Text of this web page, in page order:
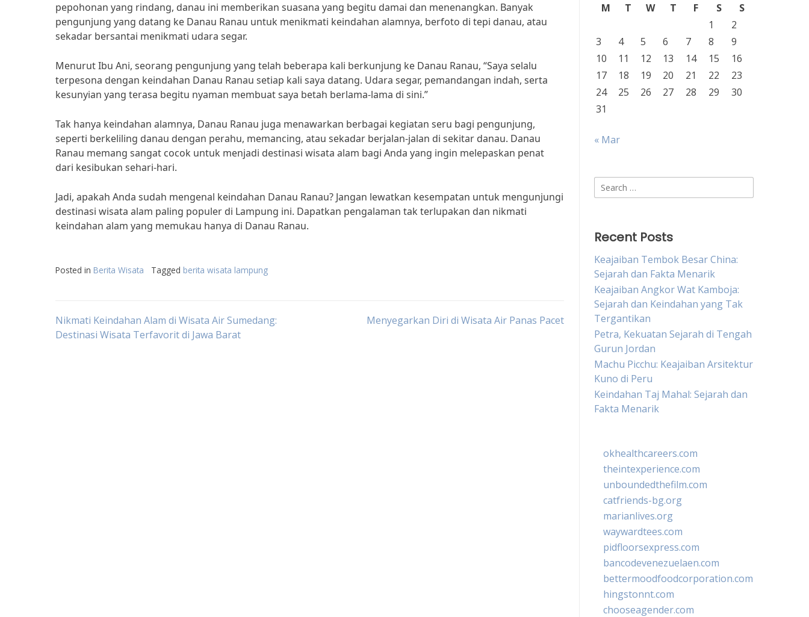
pepohonan yang rindang, danau ini memberikan suasana yang begitu damai dan menenangkan. Banyak
pengunjung yang datang ke Danau Ranau untuk menikmati keindahan alamnya, berfoto di tepi danau, atau
sekadar bersantai menikmati udara segar.
Menurut Ibu Ani, seorang pengunjung yang telah beberapa kali berkunjung ke Danau Ranau, “Saya selalu
terpesona dengan keindahan Danau Ranau setiap kali saya datang. Udara segar, pemandangan indah, serta
kesunyian yang terasa begitu nyaman membuat saya betah berlama-lama di sini.”
Tak hanya keindahan alamnya, Danau Ranau juga menawarkan berbagai kegiatan seru bagi pengunjung,
seperti berkeliling danau dengan perahu, memancing, atau sekadar berjalan-jalan di sekitar danau. Danau
Ranau memang sangat cocok untuk menjadi destinasi wisata alam bagi Anda yang ingin melepaskan penat
dari kesibukan sehari-hari.
Jadi, apakah Anda sudah mengenal keindahan Danau Ranau? Jangan lewatkan kesempatan untuk mengunjungi
destinasi wisata alam paling populer di Lampung ini. Dapatkan pengalaman tak terlupakan dan nikmati
keindahan alam yang memukau hanya di Danau Ranau.
Posted in Berita Wisata Tagged berita wisata lampung
Post
Nikmati Keindahan Alam di Wisata Air Sumedang:
Destinasi Wisata Terfavorit di Jawa Barat
Menyegarkan Diri di Wisata Air Panas Pacet
M
T W T F S
S
1
2
3
4 5 6 7 8
9
10
11 12 13 14 15
16
17
18 19 20 21 22
23
24
25 26 27 28 29
30
31
« Mar
Search
for:
Recent Posts
Keajaiban Tembok Besar China:
Sejarah dan Fakta Menarik
Keajaiban Angkor Wat Kamboja:
Sejarah dan Keindahan yang Tak
Tergantikan
Petra, Kekuatan Sejarah di Tengah
Gurun Jordan
Machu Picchu: Keajaiban Arsitektur
Kuno di Peru
Keindahan Taj Mahal: Sejarah dan
Fakta Menarik
okhealthcareers.com
theintexperience.com
unboundedthefilm.com
catfriends-bg.org
marianlives.org
waywardtees.com
pidfloorsexpress.com
bancodevenezuelaen.com
bettermoodfoodcorporation.com
hingstonnt.com
chooseagender.com